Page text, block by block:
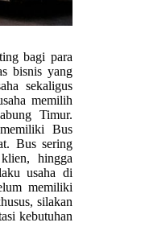
bagi para
bisnis yang
sekaligus
memilih
Timur.
Bus
Bus sering
hingga
usaha di
memiliki
silakan
kebutuhan